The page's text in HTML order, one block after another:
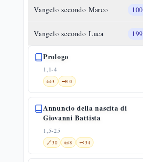
Vangelo secondo Marco 100
Vangelo secondo Luca 199
Prologo
1,1-4
📜3 🗝️10
Annuncio della nascita di
Giovanni Battista
1,5-25
🔗30 📜8 🗝️34